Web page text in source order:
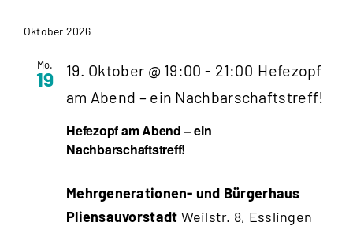
Oktober 2026
Mo.
19
Hefezopf am Abend – ein
Nachbarschaftstreff!
19. Oktober @ 19:00 - 21:00 Hefezopf
am Abend – ein Nachbarschaftstreff!
Mehrgenerationen- und Bürgerhaus
Pliensauvorstadt Weilstr. 8, Esslingen